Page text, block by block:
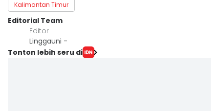
Kalimantan Timur
Editorial Team
Editor
Linggauni -
Tonton lebih seru di